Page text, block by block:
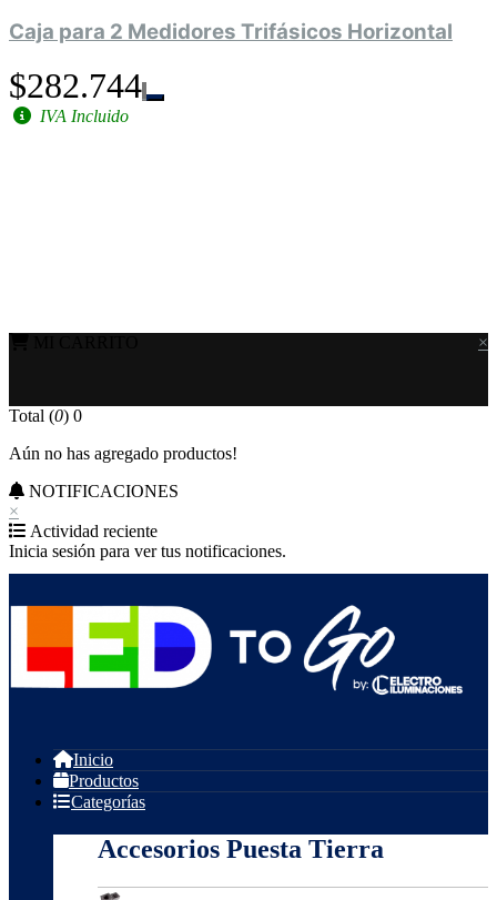
Caja para 2 Medidores Trifásicos Horizontal
$282.744
IVA Incluido
×
Total (0) 0
Aún no has agregado productos!
NOTIFICACIONES
×
Actividad reciente
Inicia sesión para ver tus notificaciones.
Inicio
Productos
Categorías
Accesorios Puesta Tierra